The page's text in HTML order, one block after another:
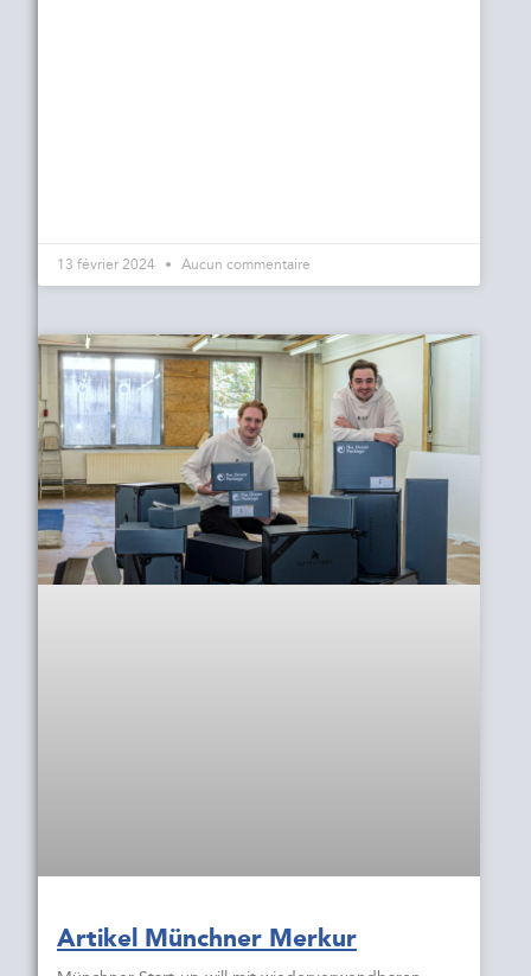
13 février 2024 Aucun commentaire
Artikel Münchner Merkur